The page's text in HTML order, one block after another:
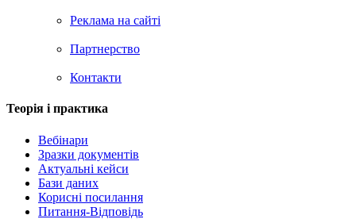
Реклама на сайтi
Партнерство
Контакти
Теорія i практика
Вебінари
Зразки документів
Актуальні кейси
Бази даних
Корисні посилання
Питання-Відповідь